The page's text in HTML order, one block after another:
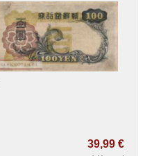
39,99 €